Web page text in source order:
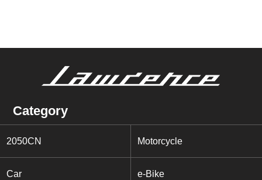
Category
2050CN Motorcycle
Car e-Bike